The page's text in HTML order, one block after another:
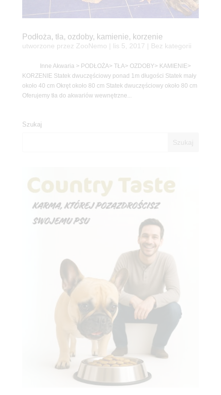
Podłoża, tła, ozdoby, kamienie, korzenie
utworzone przez ZooNemo lis 5, 2017 | Bez kategorii
Inne Akwaria > PODŁOŻA> TŁA> OZDOBY> KAMIENIE>
KORZENIE Statek dwuczęściowy ponad 1m długości Statek mały
około 40 cm Okręt około 80 cm Statek dwuczęściowy około 80 cm
Oferujemy tła do akwariów wewnętrzne...
Szukaj